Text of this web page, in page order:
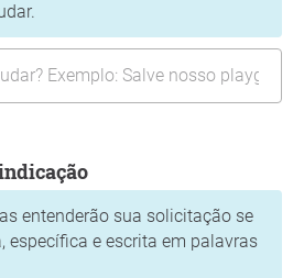
entenderão sua solicitação se
específica e escrita em palavras